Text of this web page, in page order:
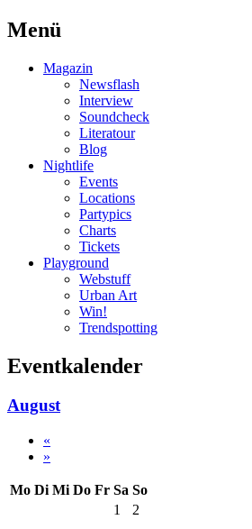
Menü
Magazin
Newsflash
Interview
Soundcheck
Literatour
Blog
Nightlife
Events
Locations
Partypics
Charts
Tickets
Playground
Webstuff
Urban Art
Win!
Trendspotting
Eventkalender
August
«
»
Mo Di Mi Do Fr Sa So
1
2